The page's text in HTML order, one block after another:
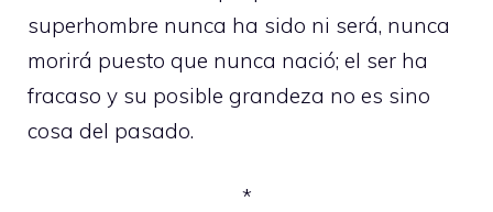
superhombre nunca ha sido ni será, nunca
morirá puesto que nunca nació; el ser ha
fracaso y su posible grandeza no es sino
cosa del pasado.
*